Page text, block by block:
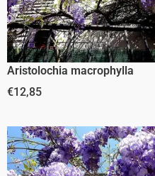
Aristolochia macrophylla
€12,85